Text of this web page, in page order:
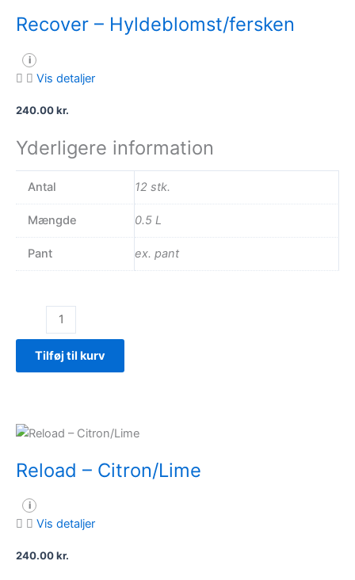
Recover – Hyldeblomst/fersken
i
Vis detaljer
240.00kr.
Yderligere information
Antal 12 stk.
Mængde 0.5 L
Pant ex. pant
Hyldeblomst/fersken
antal
Tilføj til kurv
Reload – Citron/Lime
i
Vis detaljer
240.00kr.